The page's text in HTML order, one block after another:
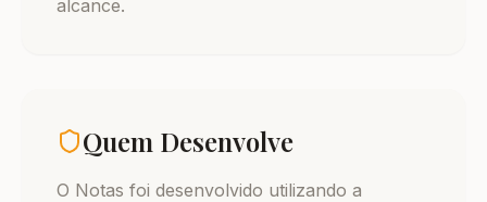
alcance.
Quem Desenvolve
O Notas foi desenvolvido utilizando a